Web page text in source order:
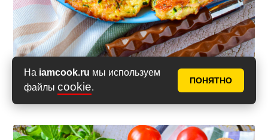
На iamcook.ru мы используем
файлы cookie.
ПОНЯТНО